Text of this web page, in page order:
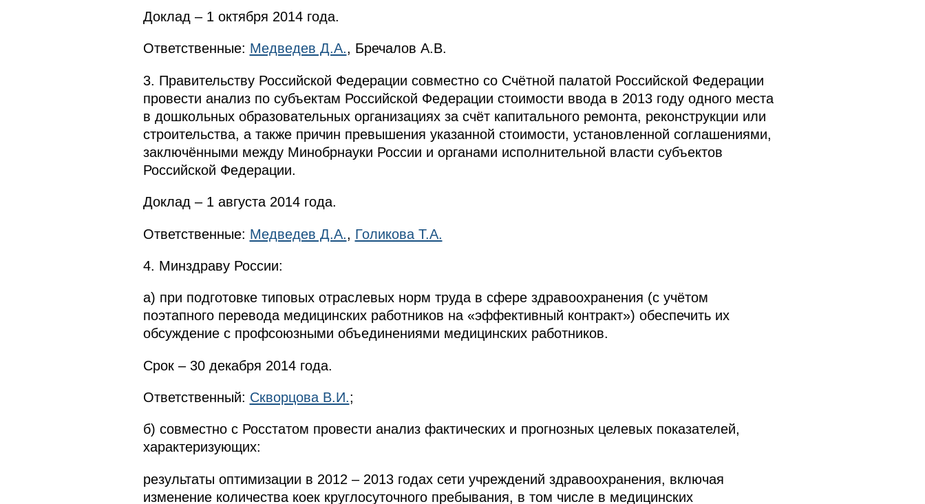
Доклад – 1 октября 2014 года.
Ответственные: Медведев Д.А., Бречалов А.В.
3. Правительству Российской Федерации совместно со Счётной палатой Российской Федерации
провести анализ по субъектам Российской Федерации стоимости ввода в 2013 году одного места
в дошкольных образовательных организациях за счёт капитального ремонта, реконструкции или
строительства, а также причин превышения указанной стоимости, установленной соглашениями,
заключёнными между Минобрнауки России и органами исполнительной власти субъектов
Российской Федерации.
Доклад – 1 августа 2014 года.
Ответственные: Медведев Д.А., Голикова Т.А.
4. Минздраву России:
а) при подготовке типовых отраслевых норм труда в сфере здравоохранения (с учётом
поэтапного перевода медицинских работников на «эффективный контракт») обеспечить их
обсуждение с профсоюзными объединениями медицинских работников.
Срок – 30 декабря 2014 года.
Ответственный: Скворцова В.И.;
б) совместно с Росстатом провести анализ фактических и прогнозных целевых показателей,
характеризующих:
результаты оптимизации в 2012 – 2013 годах сети учреждений здравоохранения, включая
изменение количества коек круглосуточного пребывания, в том числе в медицинских